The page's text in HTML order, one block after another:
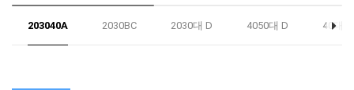
203040A 2030BC 2030대 D 4050대 D 40대 B